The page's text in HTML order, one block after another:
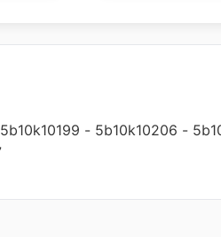
5b10k10199 - 5b10k10206 -